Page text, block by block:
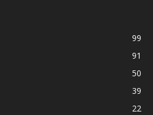
99
91
50
39
22